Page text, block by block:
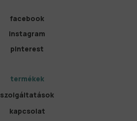
facebook
instagram
pinterest
termékek
szolgáltatások
kapcsolat